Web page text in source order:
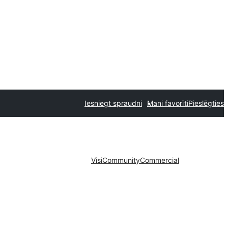
Iesniegt spraudni Mani favorītiPieslēgties
VisiCommunityCommercial